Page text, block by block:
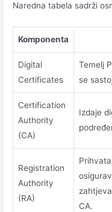
Naredna tabela sadrži
Komponenta
Digital
Certificates
Temelj
se
Certification
Authority
(CA)
Izdaje
Registration
Authority
(RA)
CA.